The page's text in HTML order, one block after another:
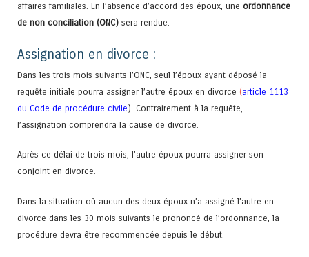
affaires familiales. En l’absence d’accord des époux, une ordonnance
de non conciliation (ONC) sera rendue.
Assignation en divorce :
Dans les trois mois suivants l’ONC, seul l’époux ayant déposé la
requête initiale pourra assigner l’autre époux en divorce (article 1113
du Code de procédure civile). Contrairement à la requête,
l’assignation comprendra la cause de divorce.
Après ce délai de trois mois, l’autre époux pourra assigner son
conjoint en divorce.
Dans la situation où aucun des deux époux n’a assigné l’autre en
divorce dans les 30 mois suivants le prononcé de l’ordonnance, la
procédure devra être recommencée depuis le début.